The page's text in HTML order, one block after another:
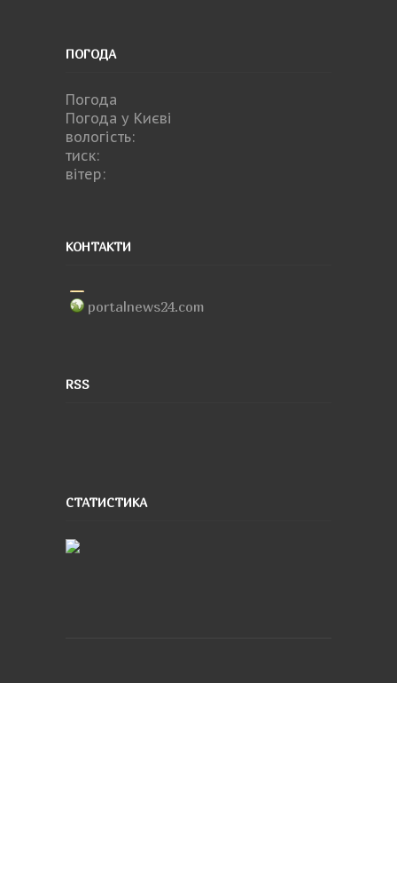
ПОГОДА
Погода
Погода у Києві
вологість:
тиск:
вітер:
КОНТАКТИ
portalnews24.com
RSS
СТАТИСТИКА